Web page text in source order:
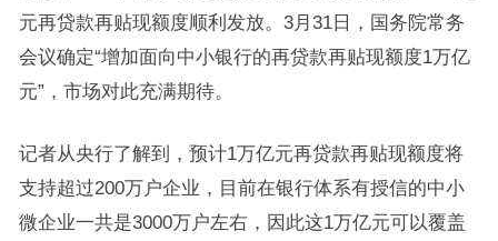
元再贷款再贴现额度顺利发放。3月31日，国务院常务
会议确定“增加面向中小银行的再贷款再贴现额度1万亿
元”，市场对此充满期待。
记者从央行了解到，预计1万亿元再贷款再贴现额度将
支持超过200万户企业，目前在银行体系有授信的中小
微企业一共是3000万户左右，因此这1万亿元可以覆盖